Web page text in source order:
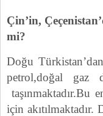
Çin’in,
mi?
Doğu
petrol,doğal gaz
için